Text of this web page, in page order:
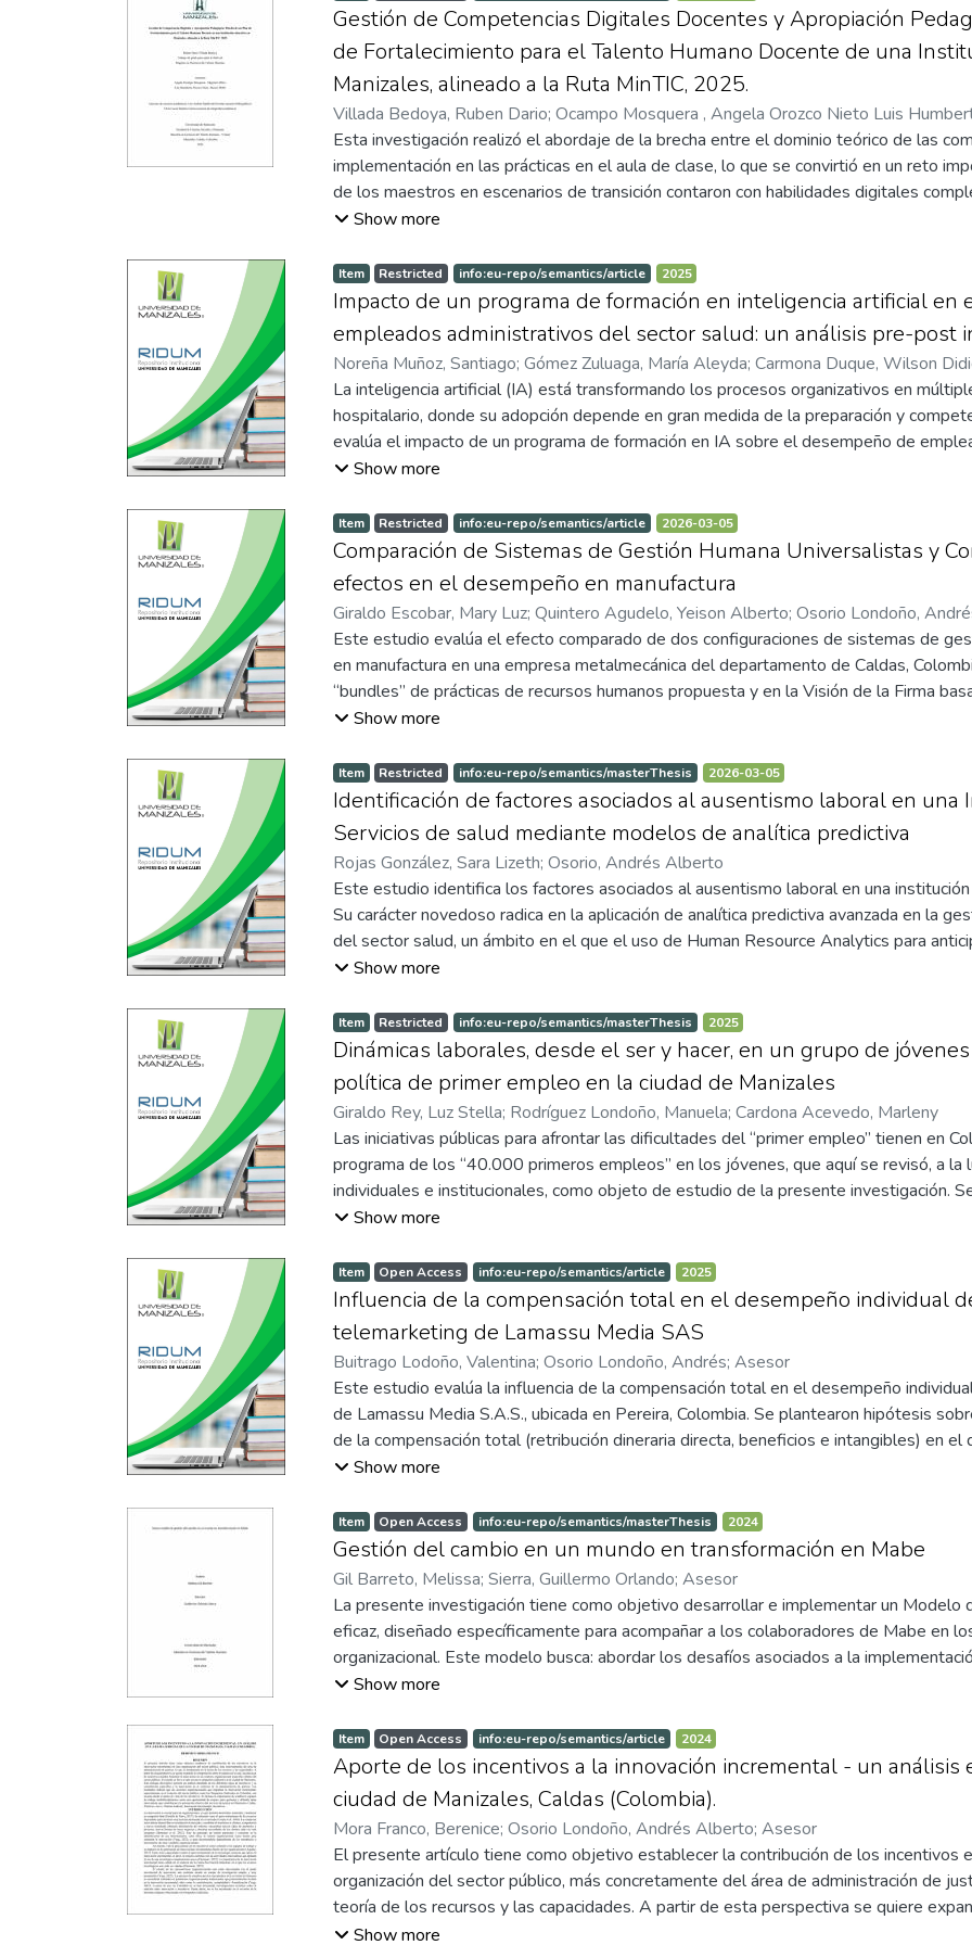
political pressure, patronage, the fragility of the civil service, and the gap between
concluded, based on the participants’ voices, that anti-corruption mechanisms are
mechanisms are effective when they combine traceability, verification, institutional
el modelo estructural. Los resultados mostraron que las competencias digitales se
autoeficacia digital y que esta, a su vez, se relacionó de manera significativa con el
desempeño contextual, en un patrón compatible con una mediación completa. El
entre el 27% y el 31% de la varianza del desempeño, lo que indica un poder
amplio para otros factores no incluidos en el modelo. Se concluye que las
operan como recursos personales relevantes en la gestión del talento humano en
recomienda cautela al generalizar los hallazgos y se sugiere integrar métricas
adicionales en futuras investigaciones.
Gestión de Competencias Digitales Docentes y Apropiación
de Fortalecimiento para el Talento Humano Docente de una
Manizales, alineado a la Ruta MinTIC, 2025.
Villada Bedoya, Ruben Dario; Ocampo Mosquera , Angela Orozco Nieto Luis
del Talento Humano
Esta investigación realizó el abordaje de la brecha entre el dominio teórico de las
implementación en las prácticas en el aula de clase, lo que se convirtió en un reto
de los maestros en escenarios de transición contaron con habilidades digitales
realizar el análisis del nivel de Competencia Digital Docente (CDD) y su relación
teniendo en cuenta la brecha organizacional como variable moderadora, con el
fortalecimiento de la práctica educativa utilizando el uso de la Inteligencia Artificial
Computacional. En términos metodológicos, el estudio se realizó bajo un paradigma
cuantitativo correlacional y diseño no experimental transversal. Se llevó a cabo un
docentes de básica primaria, utilizando técnicas como el cuestionario estructurado
Los resultados comprendieron un diagnóstico preciso de los niveles de competencia
abordaje de barreras estructurales e infraestructurales, además de elementos de
fortalecimiento de las competencias digitales, que estuvo alineado a la Ruta MinTIC
importante para garantizar la equidad y la innovación educativa en el municipio de
Show more
Item Restricted info:eu-repo/semantics/article 2025
Impacto de un programa de formación en inteligencia artificial en
empleados administrativos del sector salud: un análisis pre-post
Noreña Muñoz, Santiago; Gómez Zuluaga, María Aleyda; Carmona Duque, Wilson
Alberto
La inteligencia artificial (IA) está transformando los procesos organizativos en
hospitalario, donde su adopción depende en gran medida de la preparación y
evalúa el impacto de un programa de formación en IA sobre el desempeño de
hospital colombiano. Se implementó una intervención formativa orientada a
medias pre y post intervención. Los resultados muestran una mejora significativa en
que resalta la importancia de diseñar programas de capacitación que favorezcan la
puesto de trabajo. Estos hallazgos ofrecen implicaciones relevantes para la gestión
estrategias de formación en el sector salud en contextos de transformación digital.
Show more
Item Restricted info:eu-repo/semantics/article 2026-03-05
Comparación de Sistemas de Gestión Humana Universalistas y
efectos en el desempeño en manufactura
Giraldo Escobar, Mary Luz; Quintero Agudelo, Yeison Alberto; Osorio Londoño,
Este estudio evalúa el efecto comparado de dos configuraciones de sistemas de
en manufactura en una empresa metalmecánica del departamento de Caldas,
“bundles” de prácticas de recursos humanos propuesta y en la Visión de la Firma
experimento de campo cuasi–experimental con dos grupos de trabajadores que
otro mediante un sistema configuracional o bundle de estas prácticas de alto
Systems, HPWS). Después de un periodo de rediseño de tres meses y seis meses
desempeño en manufactura a nivel individual a través de un índice compuesto de
resultados muestran mejoras significativas en ambos grupos, pero los incrementos
el grupo gestionado mediante HPWS, lo que soporta el planteamiento de que los
de gestión humana, más que la adopción aislada de mejores prácticas, son los que
desempeño en manufactura. Por último, este trabajo discute las implicaciones
configuracional en gestión estratégica de los recursos humanos y las implicaciones
manufactureras en economías emergentes.
Show more
Item Restricted info:eu-repo/semantics/masterThesis 2026-03-05
Identificación de factores asociados al ausentismo laboral en una
Servicios de salud mediante modelos de analítica predictiva
Rojas González, Sara Lizeth; Osorio, Andrés Alberto
Este estudio identifica los factores asociados al ausentismo laboral en una
Su carácter novedoso radica en la aplicación de analítica predictiva avanzada en la
del sector salud, un ámbito en el que el uso de Human Resource Analytics para
aún es limitado. Este enfoque se integra con la Visión de la Firma basada en
experimental y retrospectivo, a partir de datos archivísticos de SES Hospital
Colombia), y se emplearon modelos supervisados de aprendizaje automático de
Boosting y LightGBM con el propósito de predecir patrones de ausentismo y estimar
organizacionales y sociodemográficas asociadas. Los modelos alcanzaron buena
entre algoritmos, identificando de forma consistente un conjunto central de variables
ellas las vacaciones del año anterior, la edad, la antigüedad, la presencia de hijos y
turnos nocturnos y el área de trabajo mostraron menor influencia. A partir de estos
evidencia para el diseño de prácticas preventivas de gestión del talento humano
laboral en organizaciones hospitalarias complejas.
Show more
Item Restricted info:eu-repo/semantics/masterThesis 2025
Dinámicas laborales, desde el ser y hacer, en un grupo de
política de primer empleo en la ciudad de Manizales
Giraldo Rey, Luz Stella; Rodríguez Londoño, Manuela; Cardona Acevedo, Marleny
Las iniciativas públicas para afrontar las dificultades del “primer empleo” tienen en
programa de los “40.000 primeros empleos” en los jóvenes, que aquí se revisó, a la
individuales e institucionales, como objeto de estudio de la presente investigación.
referente a las capacidades humanas, en lo que corresponde a las categorías del
aplicación de un cuestionario que permitió la medición cuantitativa, de las vivencias
experiencia laboral; y, por el otro, se preguntó por las percepciones de los jóvenes en
empleo, desde las categorías capacidades humanas, calidad de vida laboral y
resalta la necesidad de la política de primer empleo de enriquecer la trayectoria
oportunidades del joven como sujeto, libre de ser y hacer en el entorno laboral, capaz
que dan significado a su vida.
Show more
Item Open Access info:eu-repo/semantics/article 2025
Influencia de la compensación total en el desempeño individual
telemarketing de Lamassu Media SAS
Buitrago Lodoño, Valentina; Osorio Londoño, Andrés; Asesor
Este estudio evalúa la influencia de la compensación total en el desempeño
de Lamassu Media S.A.S., ubicada en Pereira, Colombia. Se plantearon hipótesis
de la compensación total (retribución dineraria directa, beneficios e intangibles) en el
empleados. Estas hipótesis se evaluaron mediante un modelo de regresión, dentro
positivamente en el desempeño individual, mientras que la retribución dineraria
A nivel práctico, esto sugiere que las organizaciones, especialmente los call centers,
individual mediante estrategias de compensación total que prioricen beneficios,
condiciones laborales favorables.
Show more
Item Open Access info:eu-repo/semantics/masterThesis 2024
Gestión del cambio en un mundo en transformación en Mabe
Gil Barreto, Melissa; Sierra, Guillermo Orlando; Asesor
La presente investigación tiene como objetivo desarrollar e implementar un Modelo
eficaz, diseñado específicamente para acompañar a los colaboradores de Mabe en
organizacional. Este modelo busca: abordar los desafíos asociados a la
procesos, organizacionales y tecnológicos, asegurar la adopción exitosa de las
Show more
Item Open Access info:eu-repo/semantics/article 2024
Aporte de los incentivos a la innovación incremental - un análisis
ciudad de Manizales, Caldas (Colombia).
Mora Franco, Berenice; Osorio Londoño, Andrés Alberto; Asesor
El presente artículo tiene como objetivo establecer la contribución de los incentivos
organización del sector público, más concretamente del área de administración de
teoría de los recursos y las capacidades. A partir de esta perspectiva se quiere
manera en la cual, las prácticas de incentivos pueden fomentar la innovación en un
Show more